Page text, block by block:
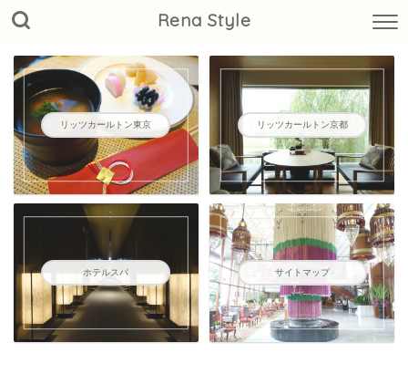
Rena Style
リッツカールトン東京 リッツカールトン京都
ホテルスパ サイトマップ